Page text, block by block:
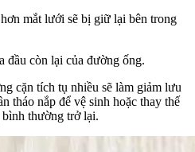
mắt lưới sẽ bị giữ lại bên trong
đầu còn lại của đường ống.
cặn tích tụ nhiều sẽ làm giảm lưu
tháo nắp để vệ sinh hoặc thay thế
thường trở lại.